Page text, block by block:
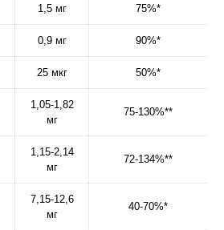
1,5 мг 75%*
0,9 мг 90%*
25 мкг 50%*
1,05-1,82
мг
75-130%**
1,15-2,14
мг
72-134%**
7,15-12,6
мг
40-70%*